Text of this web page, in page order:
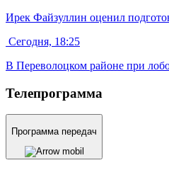
Ирек Файзуллин оценил
Сегодня, 18:25
В Переволоцком районе при
Телепрограмма
Программа передач